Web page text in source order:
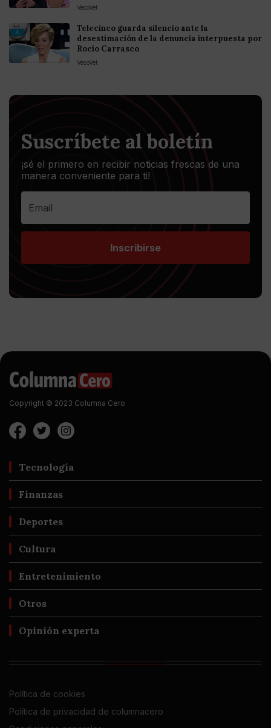
VecoVet
Telecinco guarda silencio ante la
desestimación de la denuncia interpuesta por
Rocío Carrasco
VecoVet
Suscríbete al boletín
¡sé el primero en recibir noticias frescas de una
manera conveniente para ti!
Inscribirse
Copyright © 2023 Columna Cero
Tecnología
Finanzas
Deportes
Cultura
Entretenimiento
Otros
Opinión experta
Política de cookies
Política de privacidad de columnacero